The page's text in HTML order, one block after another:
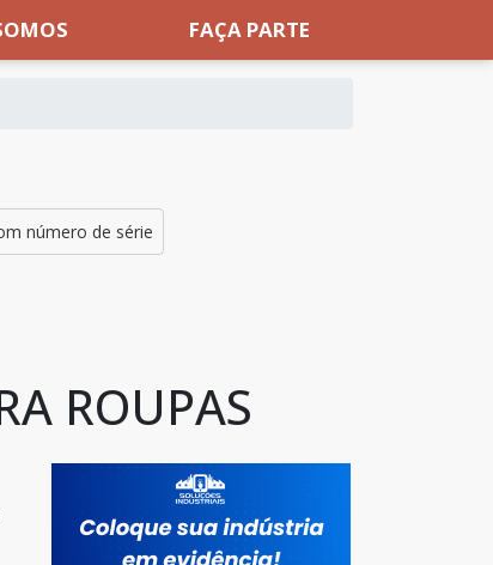
FAÇA PARTE
número de série
ROUPAS